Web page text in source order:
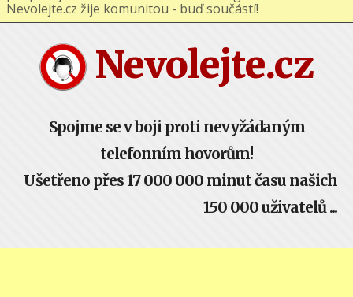
Nevolejte.cz
Spojme se v boji proti nevyžádaným
telefonním hovorům!
Ušetřeno přes 17 000 000 minut času našich
150 000 uživatelů ...
Nevolejte.cz žije komunitou - buď součástí!